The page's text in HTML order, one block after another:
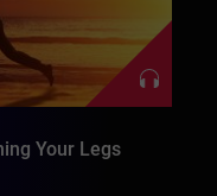
Your Legs